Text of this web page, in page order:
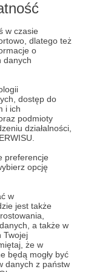
w czasie
dlatego też
o
danych
dostęp do
i ich
podmioty
działalności,
preferencje
opcję
w
jest także
a także w
Twojej
że w
będą mogły być
danych z państw
Pit Bike SM